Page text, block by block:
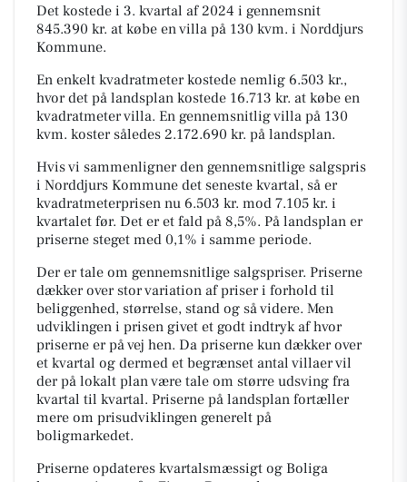
Det kostede i 3. kvartal af 2024 i gennemsnit
845.390 kr. at købe en villa på 130 kvm. i Norddjurs
Kommune.
En enkelt kvadratmeter kostede nemlig 6.503 kr.,
hvor det på landsplan kostede 16.713 kr. at købe en
kvadratmeter villa. En gennemsnitlig villa på 130
kvm. koster således 2.172.690 kr. på landsplan.
Hvis vi sammenligner den gennemsnitlige salgspris
i Norddjurs Kommune det seneste kvartal, så er
kvadratmeterprisen nu 6.503 kr. mod 7.105 kr. i
kvartalet før. Det er et fald på 8,5%. På landsplan er
priserne steget med 0,1% i samme periode.
Der er tale om gennemsnitlige salgspriser. Priserne
dækker over stor variation af priser i forhold til
beliggenhed, størrelse, stand og så videre. Men
udviklingen i prisen givet et godt indtryk af hvor
priserne er på vej hen. Da priserne kun dækker over
et kvartal og dermed et begrænset antal villaer vil
der på lokalt plan være tale om større udsving fra
kvartal til kvartal. Priserne på landsplan fortæller
mere om prisudviklingen generelt på
boligmarkedet.
Priserne opdateres kvartalsmæssigt og Boliga